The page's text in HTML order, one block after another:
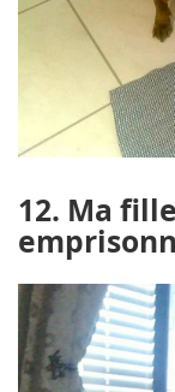
12. Ma